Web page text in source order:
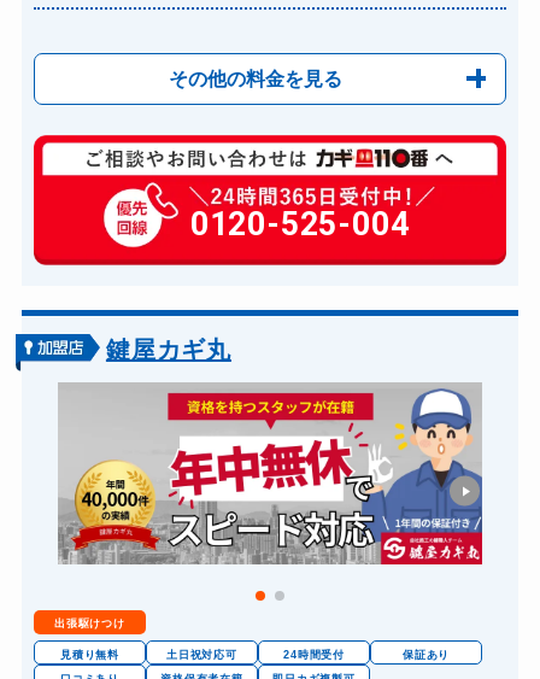
その他の料金を見る
玄関カギ修理 6,600円～(税込)
玄関カギ作成 14,300円～(税込)
玄関カギ交換 14,300円～(税込)
バイクカギ開け
バイクカギ作成 16,500円～(税込)
スーツケースカギ開け 8,800円～(税込)
スーツケースカギ作成 8,800円～(税込)
金庫カギ開け 14,300円～(税込)
金庫カギ修理 11,000円～(税込)
ロッカーカギ開け 8,800円～(税込)
0120-525-004
鍵屋カギ丸
出張駆けつけ
見積り無料 土日祝対応可 24時間受付
保証あり